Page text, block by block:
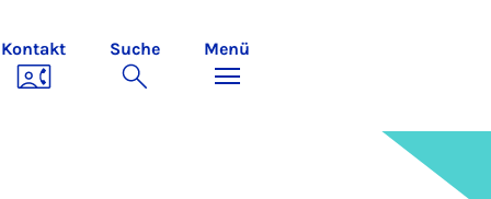
Kontakt Suche Menü